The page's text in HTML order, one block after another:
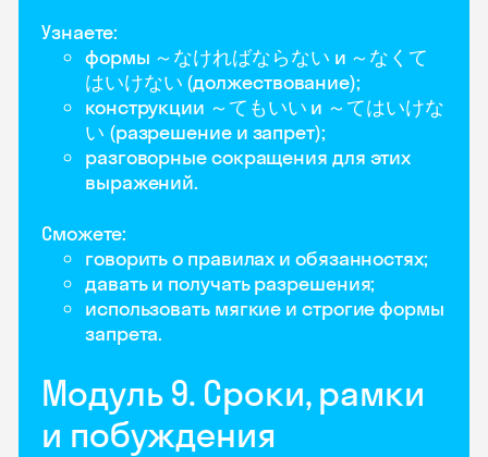
Узнаете:
формы ～なければならない и ～なくて
はいけない (должествование);
конструкции ～てもいい и ～てはいけな
い (разрешение и запрет);
разговорные сокращения для этих
выражений.
Сможете:
говорить о правилах и обязанностях;
давать и получать разрешения;
использовать мягкие и строгие формы
запрета.
Модуль 9. Сроки, рамки
и побуждения